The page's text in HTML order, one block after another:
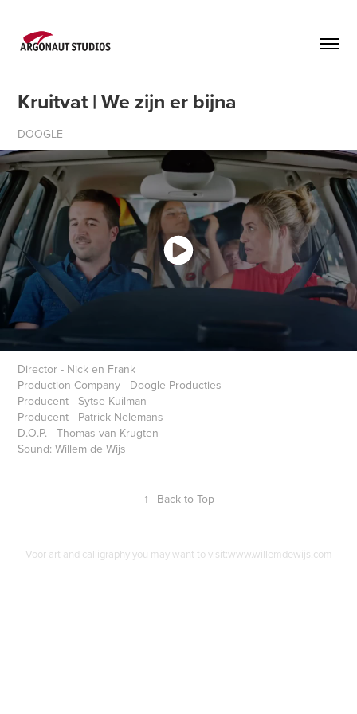
Kruitvat | We zijn er bijna
DOOGLE
Director - Nick en Frank
Production Company - Doogle Producties
Producent - Sytse Kuilman
Producent - Patrick Nelemans
D.O.P. - Thomas van Krugten
Sound: Willem de Wijs
↑ Back to Top
Voor art and calligraphy you may want to visit:www.willemdewijs.com